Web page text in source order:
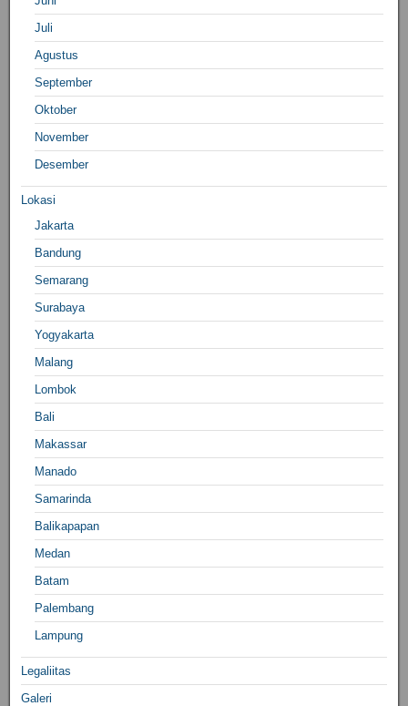
Juli
Agustus
September
Oktober
November
Desember
Lokasi
Jakarta
Bandung
Semarang
Surabaya
Yogyakarta
Malang
Lombok
Bali
Makassar
Manado
Samarinda
Balikapapan
Medan
Batam
Palembang
Lampung
Legaliitas
Galeri